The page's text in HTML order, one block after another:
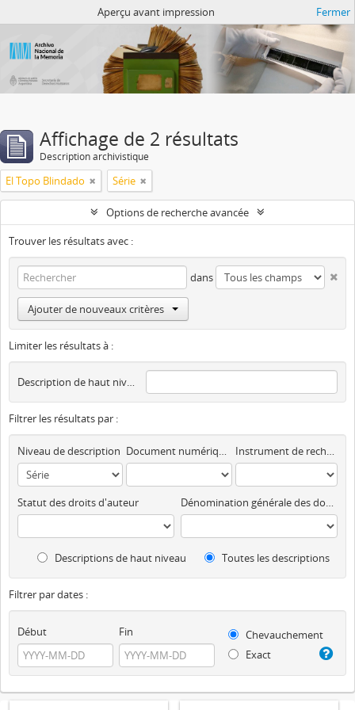
Aperçu avant impression Fermer
Affichage de 2 résultats
Description archivistique
El Topo Blindado Série
Options de recherche avancée
Trouver les résultats avec :
dans
Ajouter de nouveaux critères
Limiter les résultats à :
Description de haut niveau
Filtrer les résultats par :
Niveau de description Document numérique disponible Instrument de recherche
Statut des droits d'auteur Dénomination générale des documents
Descriptions de haut niveau Toutes les descriptions
Filtrer par dates :
Début Fin
Chevauchement
Exact